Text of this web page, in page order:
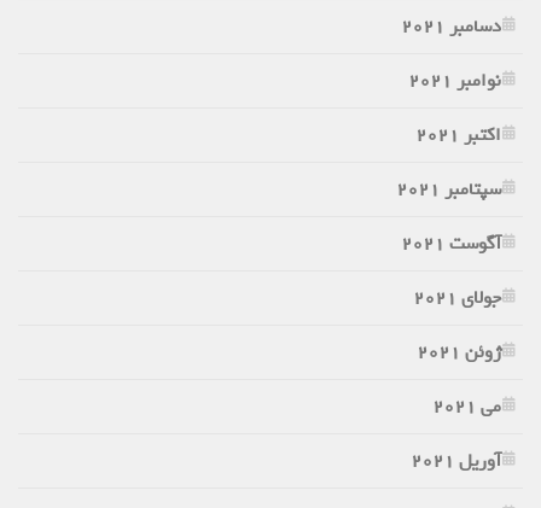
دسامبر 2021
نوامبر 2021
اکتبر 2021
سپتامبر 2021
آگوست 2021
جولای 2021
ژوئن 2021
می 2021
آوریل 2021